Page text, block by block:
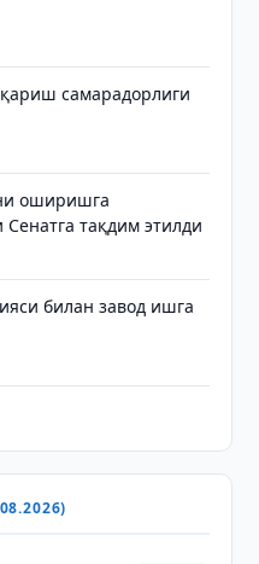
самарадорлиги
оширишга
тақдим этилди
билан завод ишга